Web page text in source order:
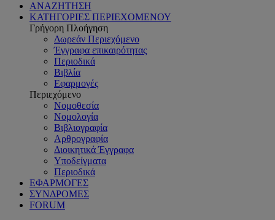
ΑΝΑΖΗΤΗΣΗ
ΚΑΤΗΓΟΡΙΕΣ ΠΕΡΙΕΧΟΜΕΝΟΥ
Γρήγορη Πλοήγηση
Δωρεάν Περιεχόμενο
Έγγραφα επικαιρότητας
Περιοδικά
Βιβλία
Εφαρμογές
Περιεχόμενο
Νομοθεσία
Νομολογία
Βιβλιογραφία
Αρθρογραφία
Διοικητικά Έγγραφα
Υποδείγματα
Περιοδικά
ΕΦΑΡΜΟΓΕΣ
ΣΥΝΔΡΟΜΕΣ
FORUM